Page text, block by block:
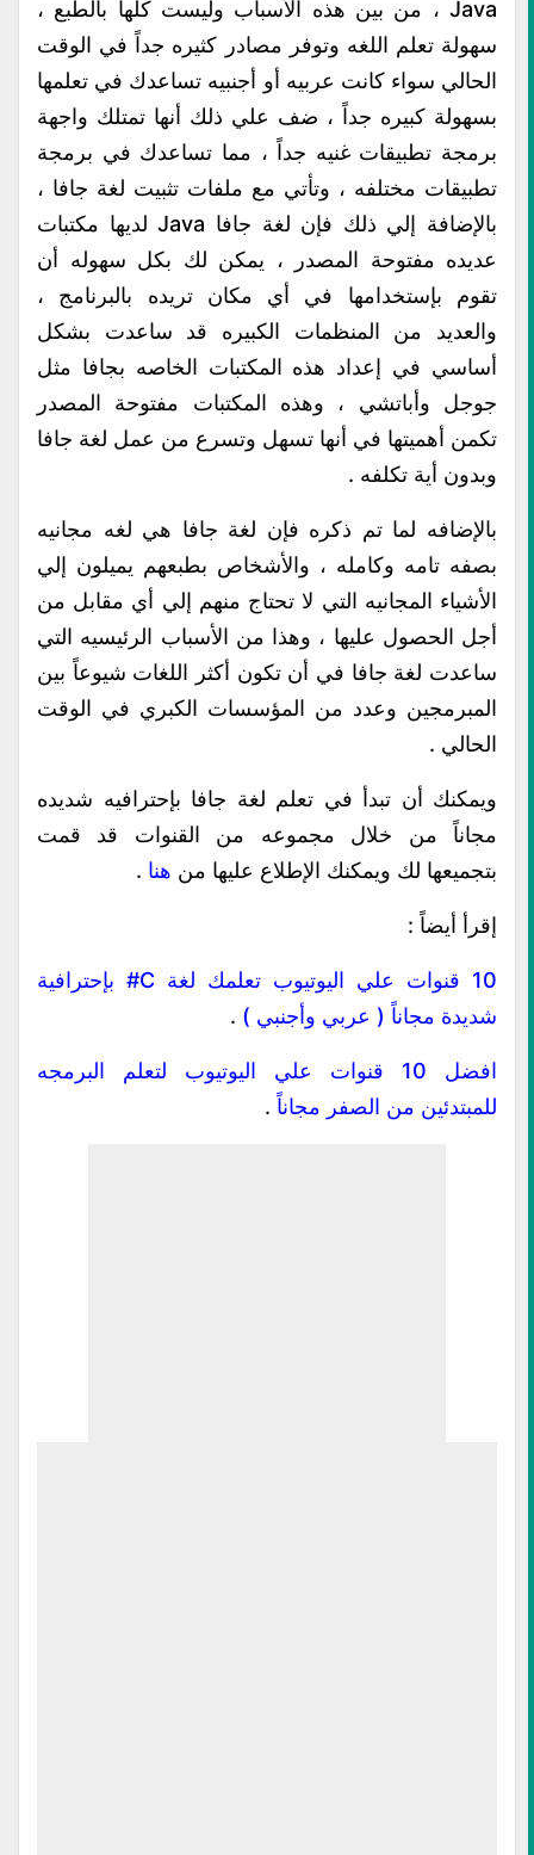
Java ، من بين هذه الأسباب وليست كلها بالطبع ،
سهولة تعلم اللغه وتوفر مصادر كثيره جداً في الوقت
الحالي سواء كانت عربيه أو أجنبيه تساعدك في تعلمها
بسهولة كبيره جداً ، ضف علي ذلك أنها تمتلك واجهة
برمجة تطبيقات غنيه جداً ، مما تساعدك في برمجة
تطبيقات مختلفه ، وتأتي مع ملفات تثبيت لغة جافا ،
بالإضافة إلي ذلك فإن لغة جافا Java لديها مكتبات
عديده مفتوحة المصدر ، يمكن لك بكل سهوله أن
تقوم بإستخدامها في أي مكان تريده بالبرنامج ،
والعديد من المنظمات الكبيره قد ساعدت بشكل
أساسي في إعداد هذه المكتبات الخاصه بجافا مثل
جوجل وأباتشي ، وهذه المكتبات مفتوحة المصدر
تكمن أهميتها في أنها تسهل وتسرع من عمل لغة جافا
وبدون أية تكلفه .
بالإضافه لما تم ذكره فإن لغة جافا هي لغه مجانيه
بصفه تامه وكامله ، والأشخاص بطبعهم يميلون إلي
الأشياء المجانيه التي لا تحتاج منهم إلي أي مقابل من
أجل الحصول عليها ، وهذا من الأسباب الرئيسيه التي
ساعدت لغة جافا في أن تكون أكثر اللغات شيوعاً بين
المبرمجين وعدد من المؤسسات الكبري في الوقت
الحالي .
ويمكنك أن تبدأ في تعلم لغة جافا بإحترافيه شديده
مجاناً من خلال مجموعه من القنوات قد قمت
بتجميعها لك ويمكنك الإطلاع عليها من هنا .
إقرأ أيضاً :
10 قنوات علي اليوتيوب تعلمك لغة C# بإحترافية
شديدة مجاناً ( عربي وأجنبي ) .
افضل 10 قنوات علي اليوتيوب لتعلم البرمجه
للمبتدئين من الصفر مجاناً .